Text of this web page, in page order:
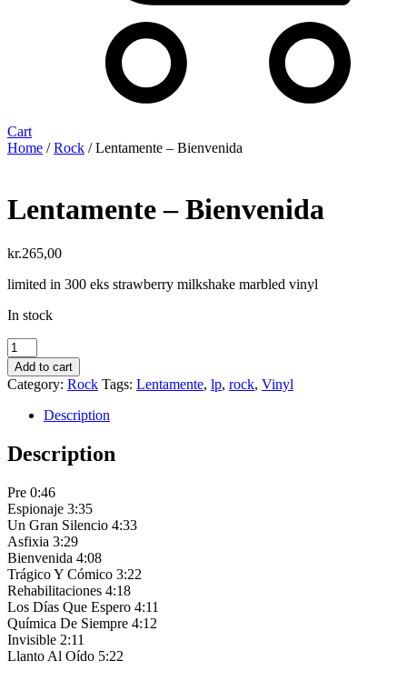
Cart
Home /Rock / Lentamente – Bienvenida
Lentamente – Bienvenida
kr.265,00
limited in 300 eks strawberry milkshake marbled vinyl
In stock
Lentamente
-
Bienvenida
quantity
Add to cart
Category: Rock Tags: Lentamente, lp, rock, Vinyl
Description
Description
Pre 0:46
Espionaje 3:35
Un Gran Silencio 4:33
Asfixia 3:29
Bienvenida 4:08
Trágico Y Cómico 3:22
Rehabilitaciones 4:18
Los Días Que Espero 4:11
Química De Siempre 4:12
Invisible 2:11
Llanto Al Oído 5:22